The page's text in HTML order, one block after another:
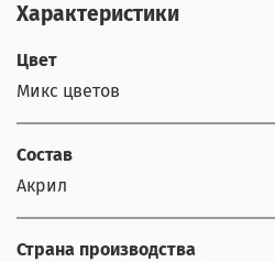
Характеристики
Цвет
Микс цветов
Состав
Акрил
Страна производства